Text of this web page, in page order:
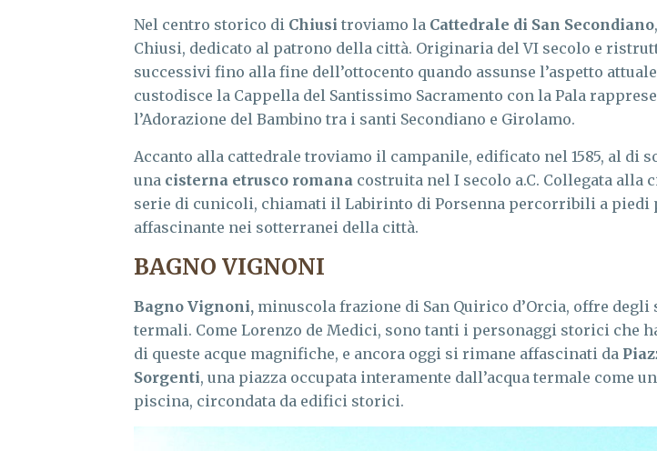
Nel centro storico di Chiusi troviamo la Cattedrale di San Secondiano
Chiusi, dedicato al patrono della città. Originaria del VI secolo e
successivi fino alla fine dell’ottocento quando assunse l’aspetto
custodisce la Cappella del Santissimo Sacramento con la Pala
l’Adorazione del Bambino tra i santi Secondiano e Girolamo.
Accanto alla cattedrale troviamo il campanile, edificato nel 1585, al di
una cisterna etrusco romana costruita nel I secolo a.C. Collegata alla
serie di cunicoli, chiamati il Labirinto di Porsenna percorribili a piedi
affascinante nei sotterranei della città.
BAGNO VIGNONI
Bagno Vignoni, minuscola frazione di San Quirico d’Orcia, offre
termali. Come Lorenzo de Medici, sono tanti i personaggi storici che
di queste acque magnifiche, e ancora oggi si rimane affascinati da
Sorgenti, una piazza occupata interamente dall’acqua termale come
piscina, circondata da edifici storici.